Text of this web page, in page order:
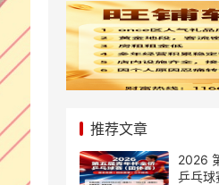
推荐文章
2026
乒乓球